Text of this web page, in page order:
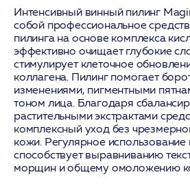
Интенсивный винный пилинг
собой профессиональное
пилинга на основе комплекса
эффективно очищает глубокие
стимулирует клеточное
коллагена. Пилинг помогает
изменениями, пигментными
тоном лица. Благодаря
растительными экстрактами
комплексный уход без
кожи. Регулярное использование
способствует выравниванию
морщин и общему омоложению